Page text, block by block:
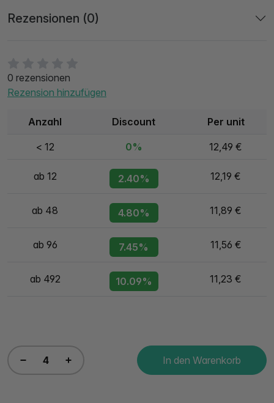
0 rezensionen
Rezension hinzufügen
Anzahl Discount Per unit
< 12 0% 12,49 €
ab 12 2.40% 12,19 €
ab 48 4.80% 11,89 €
ab 96 7.45% 11,56 €
ab 492 10.09% 11,23 €
In den Warenkorb
Rezensionen (0)